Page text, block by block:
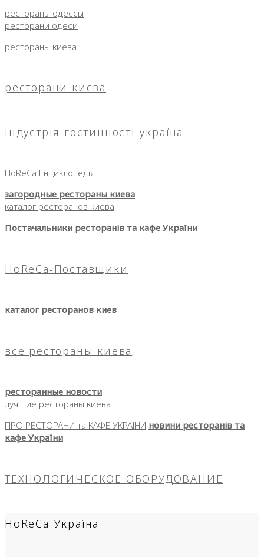
рестораны одессы
ресторани одеси
рестораны киева
ресторани києва
індустрія гостинності україна
HoReCa Енциклопедія
загородные рестораны киева
каталог ресторанов киева
Постачальники ресторанів та кафе України
HoReCa-Поставщики
каталог ресторанов киев
все рестораны киева
ресторанные новости
лучшие рестораны киева
ПРО РЕСТОРАНИ та КАФЕ УКРАЇНИ новини ресторанів та
кафе України
ТЕХНОЛОГИЧЕСКОЕ ОБОРУДОВАНИЕ
HoReCa-Україна